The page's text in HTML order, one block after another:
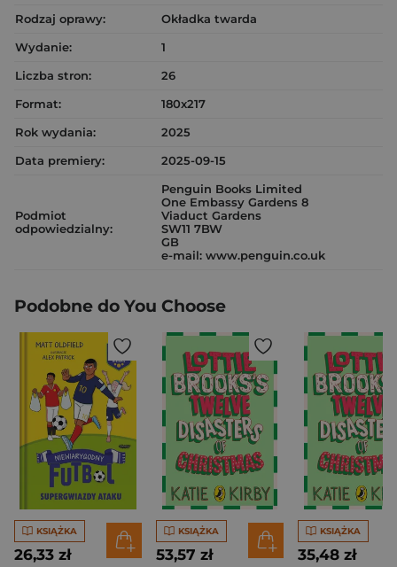
Rodzaj oprawy:
Okładka twarda
Wydanie:
1
Liczba stron:
26
Format:
180x217
Rok wydania:
2025
Data premiery:
2025-09-15
Podmiot
odpowiedzialny:
Penguin Books Limited
One Embassy Gardens 8
Viaduct Gardens
SW11 7BW
GB
e-mail: www.penguin.co.uk
Podobne do You Choose
KSIĄŻKA
26,33 zł
KSIĄŻKA
53,57 zł
KSIĄŻKA
35,48 zł